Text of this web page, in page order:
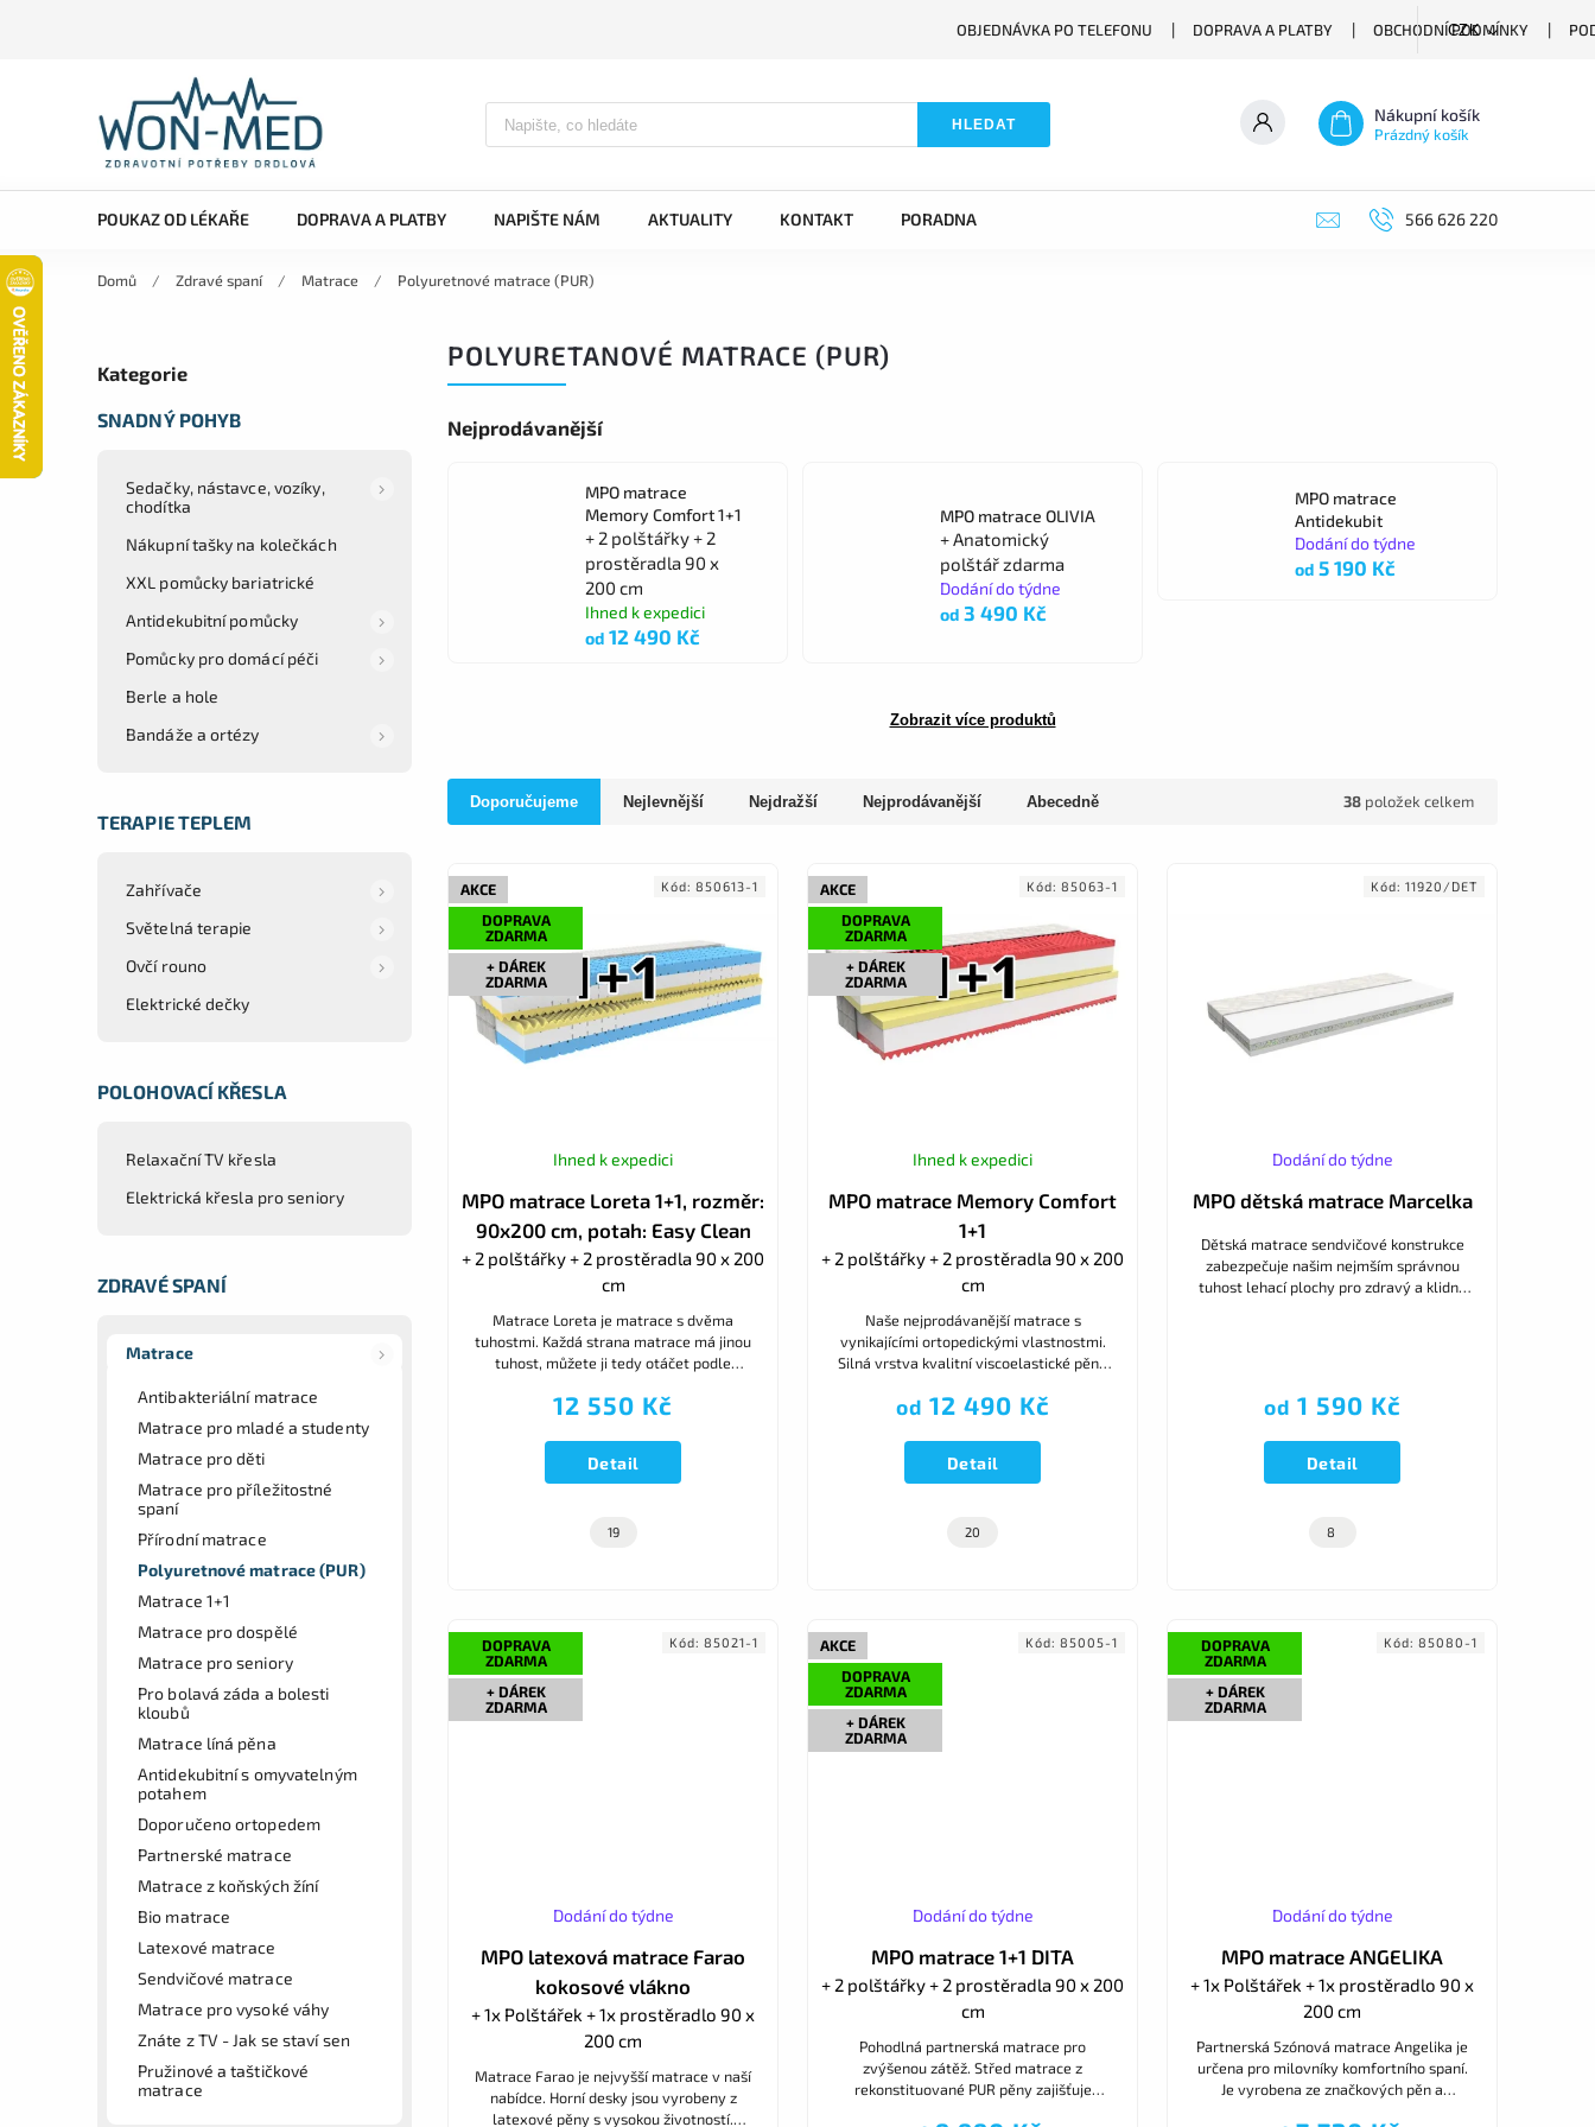
OBJEDNÁVKA PO TELEFONU DOPRAVA A PLATBY OBCHODNÍ PODMÍNKY
CZK
HLEDAT Nákupní košík
Prázdný košík
POUKAZ OD LÉKAŘE DOPRAVA A PLATBY NAPIŠTE NÁM AKTUALITY KONTAKT PORADNA 566 626 220
Domů / Zdravé spaní / Matrace / Polyuretnové matrace (PUR)
Kategorie
SNADNÝ POHYB
Sedačky, nástavce, vozíky,
chodítka
Nákupní tašky na kolečkách
XXL pomůcky bariatrické
Antidekubitní pomůcky
Pomůcky pro domácí péči
Berle a hole
Bandáže a ortézy
TERAPIE TEPLEM
Zahřívače
Světelná terapie
Ovčí rouno
Elektrické dečky
POLOHOVACÍ KŘESLA
Relaxační TV křesla
Elektrická křesla pro seniory
ZDRAVÉ SPANÍ
Matrace
Antibakteriální matrace
Matrace pro mladé a studenty
Matrace pro děti
Matrace pro příležitostné
spaní
Přírodní matrace
Polyuretnové matrace (PUR)
Matrace 1+1
Matrace pro dospělé
Matrace pro seniory
Pro bolavá záda a bolesti
kloubů
Matrace líná pěna
Antidekubitní s omyvatelným
potahem
Doporučeno ortopedem
Partnerské matrace
Matrace z koňských žíní
Bio matrace
Latexové matrace
Sendvičové matrace
Matrace pro vysoké váhy
Znáte z TV - Jak se staví sen
Pružinové a taštičkové
matrace
POLYURETANOVÉ MATRACE (PUR)
Nejprodávanější
MPO matrace
Memory Comfort 1+1
+ 2 polštářky + 2
prostěradla 90 x
200 cm
Ihned k expedici
od 12 490 Kč
MPO matrace OLIVIA
+ Anatomický
polštář zdarma
Dodání do týdne
od3 490 Kč
MPO matrace
Antidekubit
Dodání do týdne
od5 190 Kč
Zobrazit více produktů
Doporučujeme Nejlevnější Nejdražší Nejprodávanější Abecedně 38 položek celkem
AKCE
DOPRAVA
ZDARMA
+ DÁREK
ZDARMA
MPO matrace Loreta 1+1, rozměr:
90x200 cm, potah: Easy Clean
+ 2 polštářky + 2 prostěradla 90 x 200
cm
Ihned k expedici
12 550 Kč
Detail
Matrace Loreta je matrace s dvěma
tuhostmi. Každá strana matrace má jinou
tuhost, můžete ji tedy otáčet podle
anatomický polštář ke každé...
19
Kód: 850613-1
AKCE
DOPRAVA
ZDARMA
+ DÁREK
ZDARMA
MPO matrace Memory Comfort
1+1
+ 2 polštářky + 2 prostěradla 90 x 200
cm
Ihned k expedici
od 12 490 Kč
Detail
Naše nejprodávanější matrace s
vynikajícími ortopedickými vlastnostmi.
Silná vrstva kvalitní viscoelastické pěny
a výbornou oporu svalů...
20
Kód: 85063-1
MPO dětská matrace Marcelka
Dodání do týdne
od 1 590 Kč
Detail
Dětská matrace sendvičové konstrukce
zabezpečuje našim nejmším správnou
tuhost lehací plochy pro zdravý a klidný
8
Kód: 11920/DET
DOPRAVA
ZDARMA
+ DÁREK
ZDARMA
MPO latexová matrace Farao
kokosové vlákno
+ 1x Polštářek + 1x prostěradlo 90 x
200 cm
Dodání do týdne
Matrace Farao je nejvyšší matrace v naší
nabídce. Horní desky jsou vyrobeny z
latexové pěny s vysokou životností.
Kód: 85021-1
AKCE
DOPRAVA
ZDARMA
+ DÁREK
ZDARMA
MPO matrace 1+1 DITA
+ 2 polštářky + 2 prostěradla 90 x 200
cm
Dodání do týdne
Pohodlná partnerská matrace pro
zvýšenou zátěž. Střed matrace z
rekonstituované PUR pěny zajišťuje
Kód: 85005-1
DOPRAVA
ZDARMA
+ DÁREK
ZDARMA
MPO matrace ANGELIKA
+ 1x Polštářek + 1x prostěradlo 90 x
200 cm
Dodání do týdne
Partnerská 5zónová matrace Angelika je
určena pro milovníky komfortního spaní.
Je vyrobena ze značkových pěn a
Kód: 85080-1